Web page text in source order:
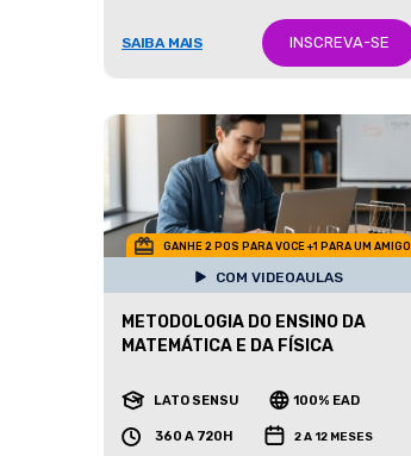
SAIBA MAIS INSCREVA-SE
GANHE 2 POS PARA VOCE +1 PARA UM AMIGO
COM VIDEOAULAS
METODOLOGIA DO ENSINO DA
MATEMÁTICA E DA FÍSICA
LATO SENSU 100% EAD
360 A 720H 2 A 12 MESES